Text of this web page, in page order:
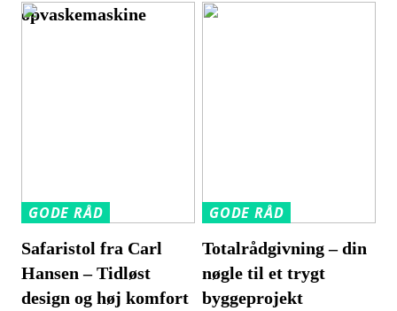
opvaskemaskine
GODE RÅD
Safaristol fra Carl
Hansen – Tidløst
design og høj komfort
GODE RÅD
Totalrådgivning – din
nøgle til et trygt
byggeprojekt